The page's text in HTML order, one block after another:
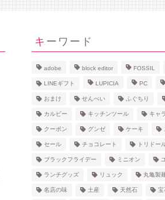
キーワード
adobe block editor FOSSIL
LINEギフト LUPICIA PC
おまけ せんべい ふぐちり
カルビー キッチンツール キャ
クーポン グンゼ ケーキ
セール チョコレート トリドー
ブラックフライデー ミニオン
ランチグッズ リュック 丸亀製
名店の味 土産 天然石 宝